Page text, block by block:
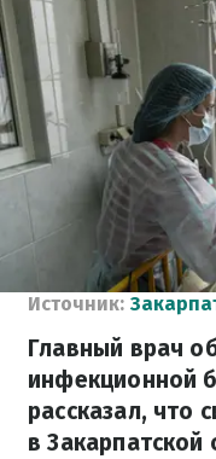
Источник:
Главный врач
инфекционной
рассказал, что
в